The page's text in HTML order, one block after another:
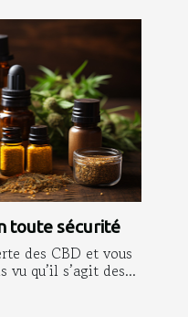
toute sécurité
des CBD et vous
qu’il s’agit des...